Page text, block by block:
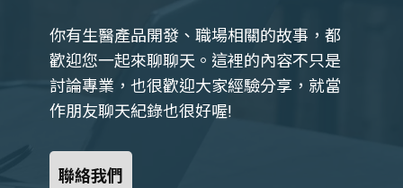
你有生醫產品開發、職場相關的故事，都
歡迎您一起來聊聊天。這裡的內容不只是
討論專業，也很歡迎大家經驗分享，就當
作朋友聊天紀錄也很好喔!
聯絡我們